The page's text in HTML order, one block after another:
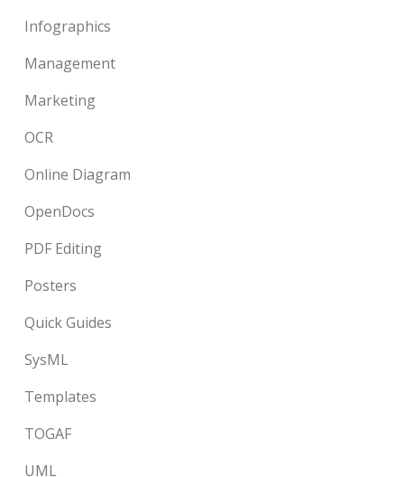
Infographics
Management
Marketing
OCR
Online Diagram
OpenDocs
PDF Editing
Posters
Quick Guides
SysML
Templates
TOGAF
UML